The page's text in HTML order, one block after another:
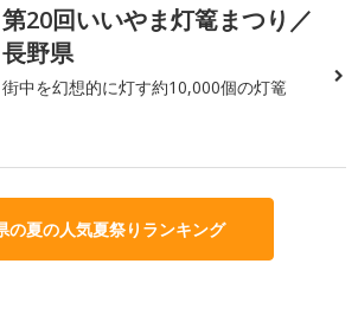
第20回いいやま灯篭まつり／
長野県
街中を幻想的に灯す約10,000個の灯篭
の夏の人気夏祭りランキング